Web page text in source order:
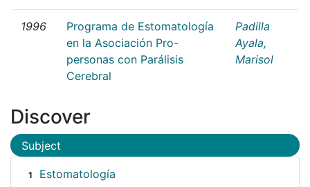
1996
Programa de Estomatología
en la Asociación Pro-
personas con Parálisis
Cerebral
Padilla
Ayala,
Marisol
Discover
Subject
1 Estomatología